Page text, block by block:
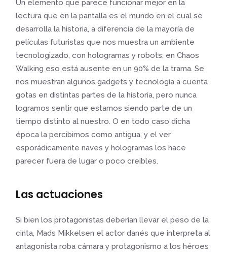
Un elemento que parece funcionar mejor en la
lectura que en la pantalla es el mundo en el cual se
desarrolla la historia, a diferencia de la mayoría de
películas futuristas que nos muestra un ambiente
tecnologizado, con hologramas y robots; en Chaos
Walking eso está ausente en un 90% de la trama. Se
nos muestran algunos gadgets y tecnología a cuenta
gotas en distintas partes de la historia, pero nunca
logramos sentir que estamos siendo parte de un
tiempo distinto al nuestro. O en todo caso dicha
época la percibimos como antigua, y el ver
esporádicamente naves y hologramas los hace
parecer fuera de lugar o poco creibles.
Las actuaciones
Si bien los protagonistas deberían llevar el peso de la
cinta, Mads Mikkelsen el actor danés que interpreta al
antagonista roba cámara y protagonismo a los héroes